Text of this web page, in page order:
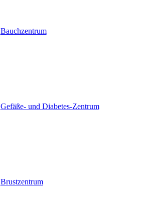
Bauchzentrum
Gefäße- und Diabetes-Zentrum
Brustzentrum